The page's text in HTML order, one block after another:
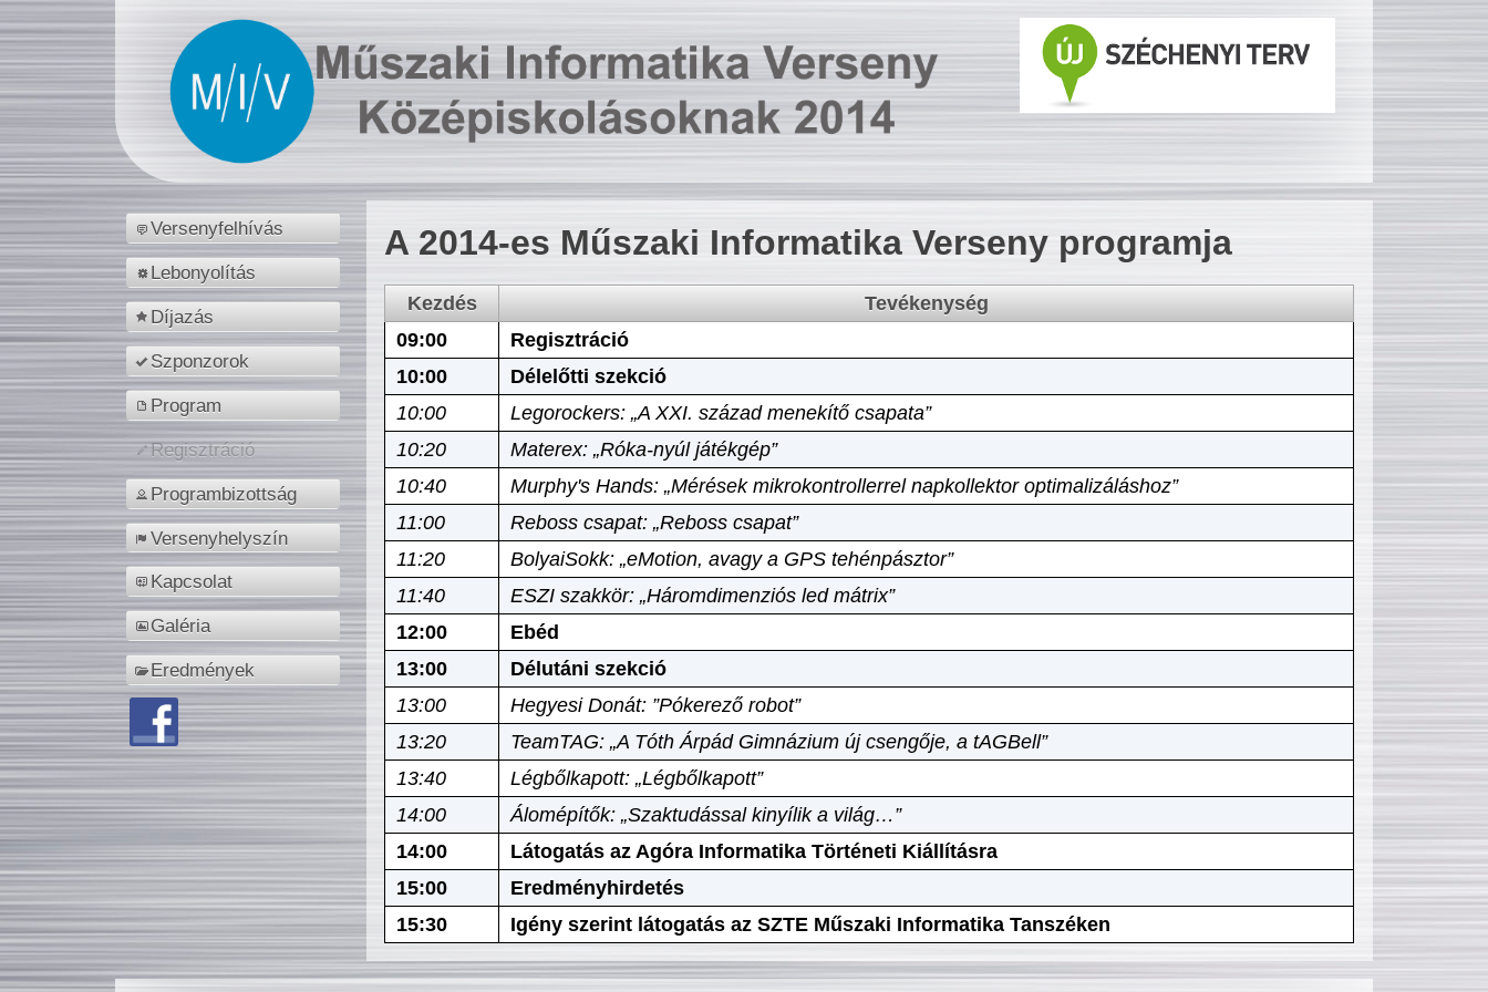
Versenyfelhívás
Lebonyolítás
Díjazás
Szponzorok
Program
Regisztráció
Programbizottság
Versenyhelyszín
Kapcsolat
Galéria
Eredmények
A 2014-es Műszaki Informatika Verseny programja
Kezdés
Tevékenység
09:00
Regisztráció
10:00
Délelőtti szekció
10:00
Legorockers: „A XXI. század menekítő csapata”
10:20
Materex: „Róka-nyúl játékgép”
10:40
Murphy's Hands: „Mérések mikrokontrollerrel napkollektor optimalizáláshoz”
11:00
Reboss csapat: „Reboss csapat”
11:20
BolyaiSokk: „eMotion, avagy a GPS tehénpásztor”
11:40
ESZI szakkör: „Háromdimenziós led mátrix”
12:00
Ebéd
13:00
Délutáni szekció
13:00
Hegyesi Donát: ”Pókerező robot”
13:20
TeamTAG: „A Tóth Árpád Gimnázium új csengője, a tAGBell”
13:40
Légbőlkapott: „Légbőlkapott”
14:00
Álomépítők: „Szaktudással kinyílik a világ…”
14:00
Látogatás az Agóra Informatika Történeti Kiállításra
15:00
Eredményhirdetés
15:30
Igény szerint látogatás az SZTE Műszaki Informatika Tanszéken